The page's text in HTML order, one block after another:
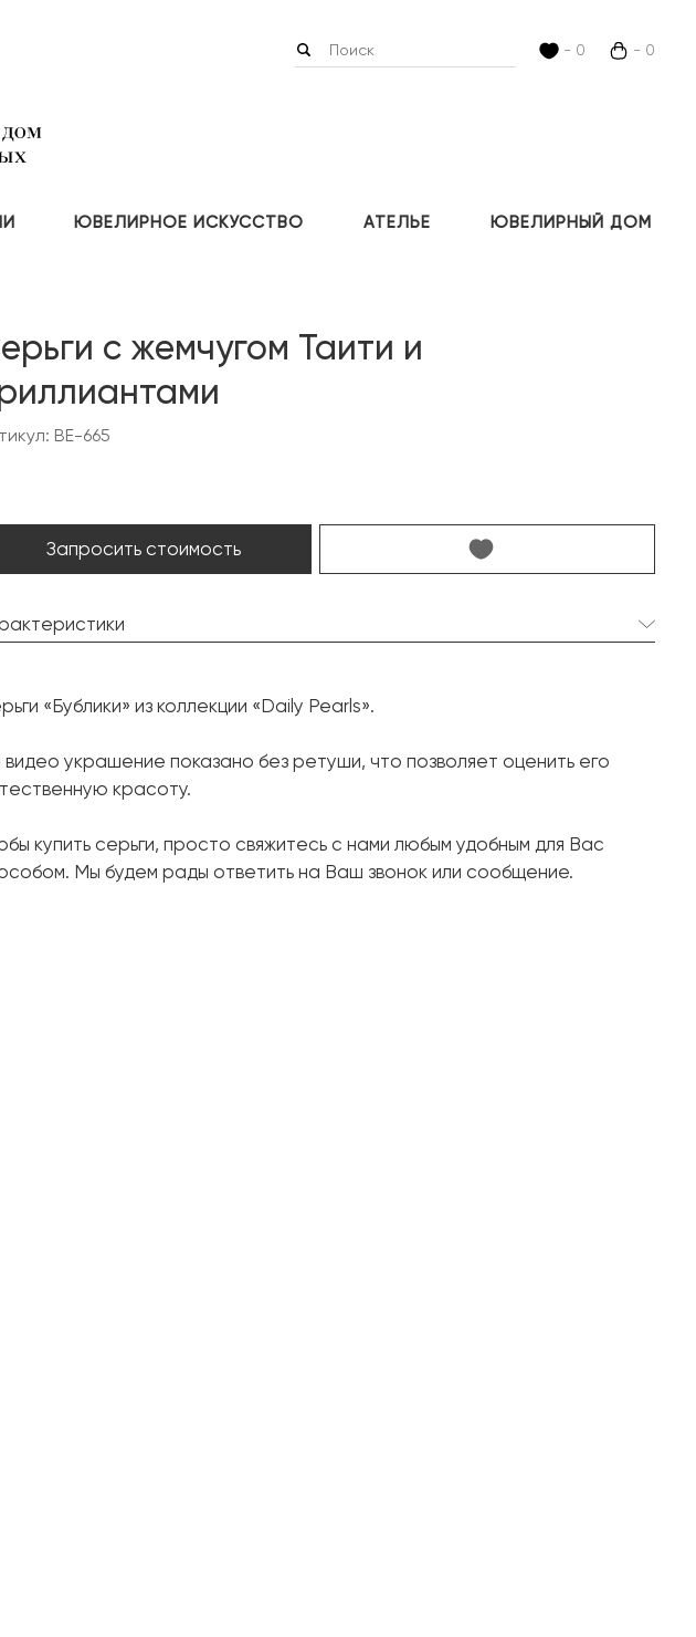
- 0 - 0
ЮВЕЛИРНОЕ ИСКУССТВО АТЕЛЬЕ ЮВЕЛИРНЫЙ ДОМ
с жемчугом Таити и
BE-665
Запросить стоимость
94 шт. 0.43 карат.
огранки:
Белое золото, 750 проба
грамм:
«Бублики» из коллекции «Daily Pearls».
украшение показано без ретуши, что позволяет оценить его
красоту.
купить серьги, просто свяжитесь с нами любым удобным для Вас
Мы будем рады ответить на Ваш звонок или сообщение.